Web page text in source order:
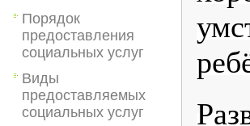
Порядок
предоставления
социальных услуг
Виды
предоставляемых
социальных услуг